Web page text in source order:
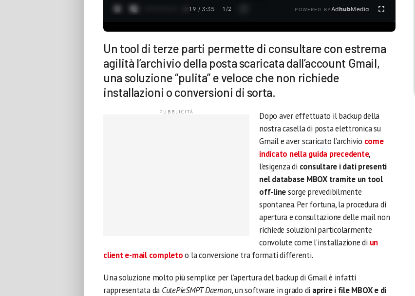
0:20 / 3:35 1 /2 POWERED BYAdhubMedia
Un tool di terze parti permette di consultare con estrema
agilità l’archivio della posta scaricata dall’account Gmail,
una soluzione “pulita” e veloce che non richiede
installazioni o conversioni di sorta.
Dopo aver effettuato il backup della
nostra casella di posta elettronica su
Gmail e aver scaricato l’archivio come
indicato nella guida precedente,
l’esigenza di consultare i dati presenti
nel database MBOX tramite un tool
off-linesorge prevedibilmente
spontanea. Per fortuna, la procedura di
apertura e consultazione delle mail non
richiede soluzioni particolarmente
convolute come l’installazione di un
client e-mail completoo la conversione tra formati differenti.
Una soluzione molto più semplice per l’apertura del backup di Gmail è infatti
rappresentata da CutePieSMPT Daemon, un software in grado di aprire i file MBOX e di